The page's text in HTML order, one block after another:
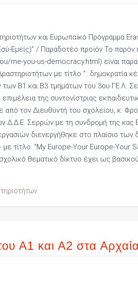
και Ευρωπαϊκό Πρόγραμμα
Εμείς)” / Παραδοτέο προϊόν Το παρόν
me-you-us-democracy.html) είναι
με τίτλο “…δημοκρατία
Β1 και Β3 τμημάτων του 3ου ΓΕ.Λ.
της συντονίστριας
από τον Διευθυντή του σχολείου, κ.
Δ.Δ.Ε. Σερρών με τη συνδρομή της κας
διενεργήθηκε στο πλαίσιο των
τίτλο: “My Europe-Your Europe-Your
θεματικό δίκτυο έχει ως
Α1 και Α2 στα